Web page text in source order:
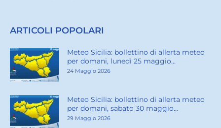
ARTICOLI POPOLARI
Meteo Sicilia: bollettino di allerta meteo
per domani, lunedì 25 maggio...
24 Maggio 2026
Meteo Sicilia: bollettino di allerta meteo
per domani, sabato 30 maggio...
29 Maggio 2026